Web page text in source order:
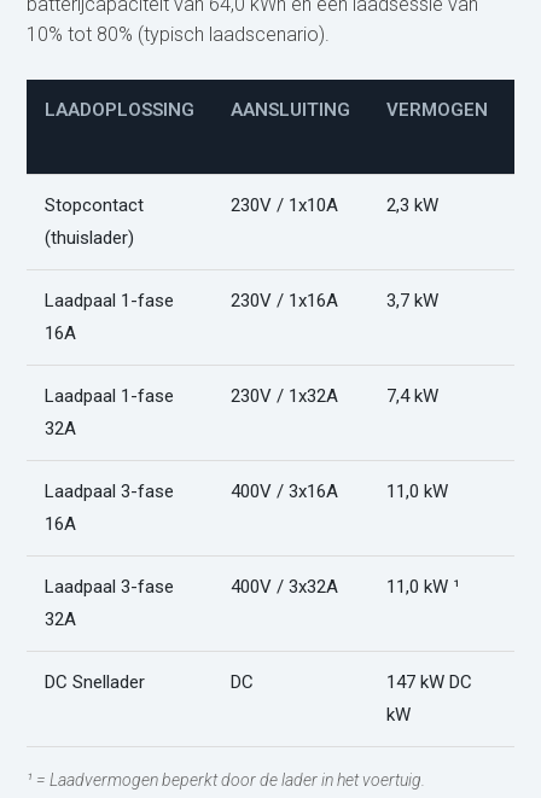
10% tot 80% (typisch laadscenario).
LAADOPLOSSING AANSLUITING VERMOGEN
Stopcontact
(thuislader)
230V / 1x10A 2,3 kW
Laadpaal 1-fase
16A
230V / 1x16A 3,7 kW
Laadpaal 1-fase
32A
230V / 1x32A 7,4 kW
Laadpaal 3-fase
16A
400V / 3x16A 11,0 kW
Laadpaal 3-fase
32A
400V / 3x32A 11,0 kW ¹
DC Snellader DC
147 kW DC
kW
¹ = Laadvermogen beperkt door de lader in het voertuig.